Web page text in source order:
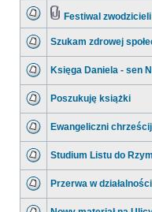
Festiwal
Szukam zdrowej
Księga Daniela - sen
Poszukuję książki
Ewangeliczni
Studium Listu do
Przerwa w